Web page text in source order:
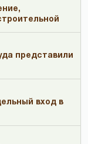
представили
вход в